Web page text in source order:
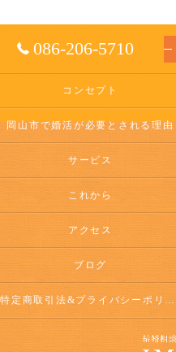
086-206-5710
コンセプト
岡山市で婚活が必要とされる理由
サービス
これから
アクセス
ブログ
特定商取引法&プライバシーポリシー